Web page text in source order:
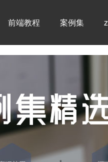
前端教程 案例集